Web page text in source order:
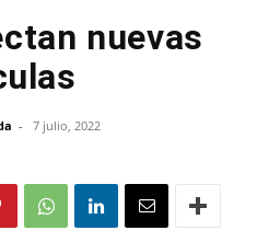
nuevas
- 7 julio, 2022